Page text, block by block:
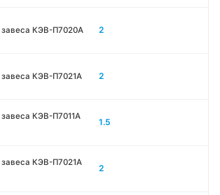
КЭВ-П7020A 2
КЭВ-П7021A 2
КЭВ-П7011A
1.5
КЭВ-П7021A
2